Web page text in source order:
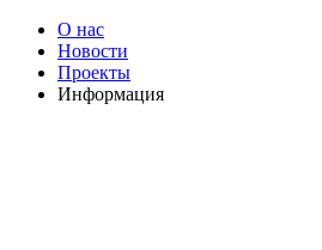
О нас
Новости
Проекты
Информация